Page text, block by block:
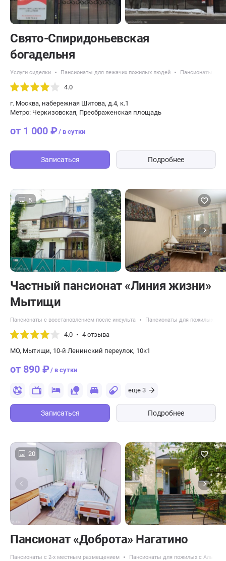
Свято-Спиридоньевская
богадельня
Услуги сиделки Пансионаты для лежачих пожилых людей Пансионаты с
4.0
г. Москва, набережная Шитова, д.4, к.1
Метро: Черкизовская, Преображенская площадь
от 1 000 ₽/ в сутки
Записаться Подробнее
5
Частный пансионат «Линия жизни»
Мытищи
Пансионаты с восстановлением после инсульта Пансионаты для пожилых с
4.0 4 отзыва
МО, Мытищи, 10-й Ленинский переулок, 10к1
от 890 ₽/ в сутки
еще 3
Записаться Подробнее
20
Пансионат «Доброта» Нагатино
Пансионаты с 2-х местным размещением Пансионаты для пожилых с